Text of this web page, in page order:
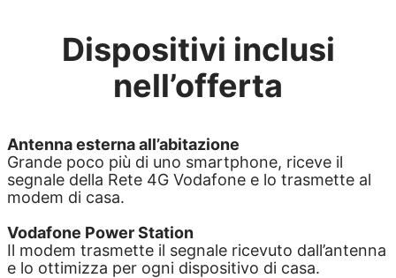
Dispositivi inclusi
nell’offerta
Antenna esterna all’abitazione
Grande poco più di uno smartphone, riceve il
segnale della Rete 4G Vodafone e lo trasmette al
modem di casa.
Vodafone Power Station
Il modem trasmette il segnale ricevuto dall’antenna
e lo ottimizza per ogni dispositivo di casa.